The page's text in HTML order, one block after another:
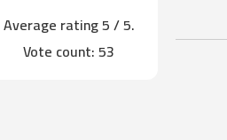
Average rating5/ 5.
Vote count:53